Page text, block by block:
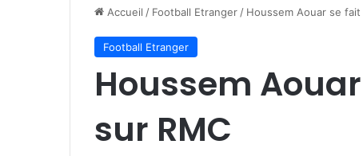
Accueil / Football Etranger / Houssem Aouar se
Football Etranger
Houssem
sur RMC